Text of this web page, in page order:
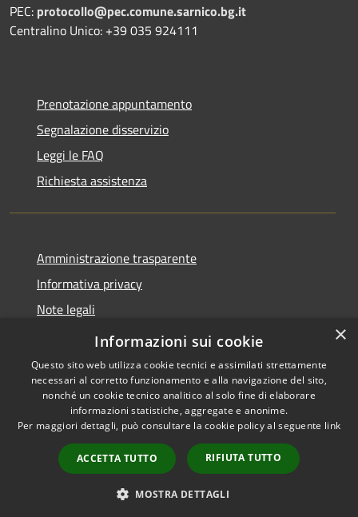
PEC: protocollo@pec.comune.sarnico.bg.it
Centralino Unico: +39 035 924111
Prenotazione appuntamento
Segnalazione disservizio
Leggi le FAQ
Richiesta assistenza
Amministrazione trasparente
Informativa privacy
Note legali
Dichiarazione di accessibilità
Accessibilità
Copyright © 2026 • Comune di
Sarnico • Powered by
Municipium•
Accesso
redazione
×
Informazioni sui cookie
Questo sito web utilizza cookie tecnici e assimilati strettamente
necessari al corretto funzionamento e alla navigazione del sito,
nonché un cookie tecnico analitico al solo fine di elaborare
informazioni statistiche, aggregate e anonime.
Per maggiori dettagli, può consultare la cookie policy al seguente link
ACCETTA TUTTO RIFIUTA TUTTO
MOSTRA DETTAGLI